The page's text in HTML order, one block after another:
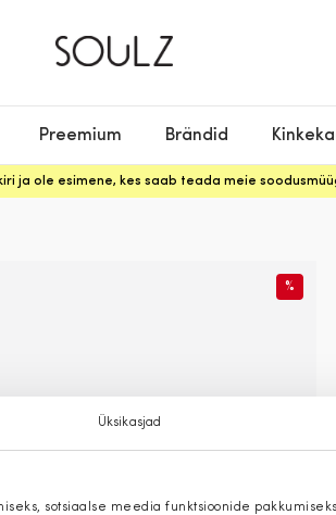
Üksikasjad
sotsiaalse meedia funktsioonide
Preemium Brändid
ja ole esimene, kes saab teada meie
%